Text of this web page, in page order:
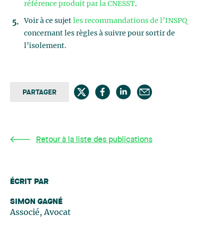
référence produit par la CNESST.
Voir à ce sujet les recommandations de l’INSPQ
concernant les règles à suivre pour sortir de
l’isolement.
PARTAGER
Retour à la liste des publications
ÉCRIT PAR
SIMON GAGNÉ
Associé, Avocat